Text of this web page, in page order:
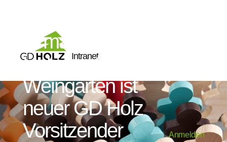
Intranet
Firma Franz
Habisreutinger,
Weingarten ist
neuer GD Holz
Vorsitzender
Anmelden